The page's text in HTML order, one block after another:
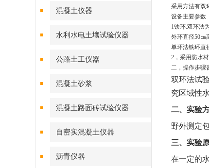
混凝土仪器
水利水电土壤试验仪器
公路土工仪器
混凝土砂浆
混凝土路面砖试验仪器
自密实混凝土仪器
沥青仪器
采用方法有双
设备主要参数
1铁环:双环法
外环直径50㎝
单环法铁环直
2 ，采用防水
二，操作步骤
双环法试
究区域性
二、实验
野外测定
三、实验
在一定的